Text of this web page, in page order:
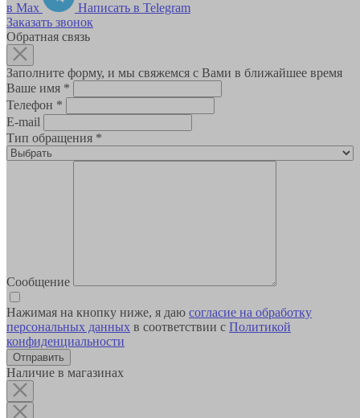
в Max
Написать в Telegram
Заказать звонок
Обратная связь
Заполните форму, и мы свяжемся с Вами в ближайшее время
Ваше имя *
Телефон *
E-mail
Тип обращения *
Сообщение
Нажимая на кнопку ниже, я даю согласие на обработку
персональных данных в соответствии с Политикой
конфиденциальности
Наличие в магазинах